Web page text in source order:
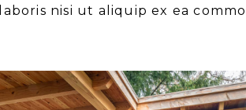
laboris nisi ut aliquip ex ea